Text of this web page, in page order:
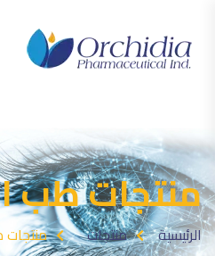
منتجات طب
الرئيسية منتجات